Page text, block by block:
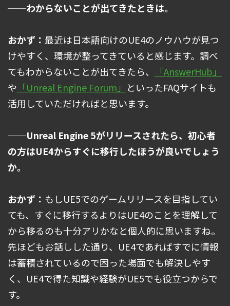
──わからないことが出てきたときは。
おかず： 最近は日本語向けのUE4のノウハウが見つ
けやすく、環境が整ってきていると感じます。調べ
てもわからないことが出てきたら、
「AnswerHub」
や 「Unreal Engine Forum」 といったFAQサイトも
活用していただければと思います。
──Unreal Engine 5がリリースされたら、初心者
の方はUE4からすぐに移行したほうが良いでしょう
か。
おかず： もしUE5でのゲームリリースを目指してい
ても、すぐに移行するよりはUE4のことを理解して
から移るのも十分アリかなと個人的に思いますね。
先ほどもお話しした通り、UE4であればすでに情報
は蓄積されているので困った場面でも解決しやす
く、UE4で得た知識や経験がUE5でも役立つからで
す。